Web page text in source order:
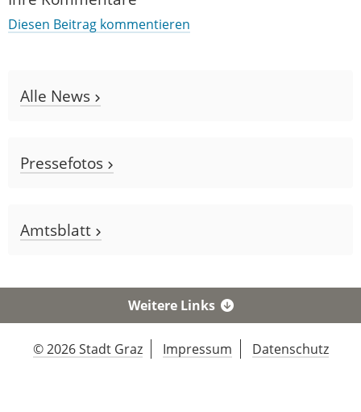
Diesen Beitrag kommentieren
Alle News
Pressefotos
Amtsblatt
Weitere Links
© 2026 Stadt Graz Impressum Datenschutz